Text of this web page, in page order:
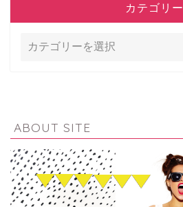
カテゴリー
ABOUT SITE